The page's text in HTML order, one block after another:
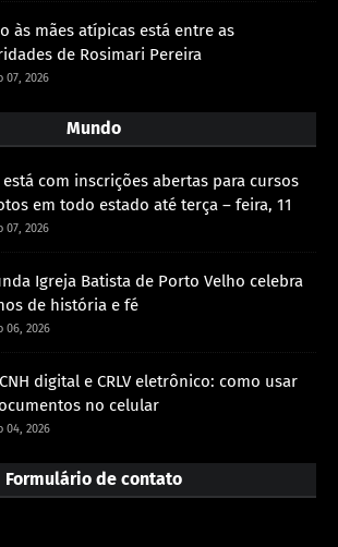
às mães atípicas está entre as
de Rosimari Pereira
07, 2026
Mundo
está com inscrições abertas para cursos
em todo estado até terça – feira, 11
07, 2026
Igreja Batista de Porto Velho celebra
de história e fé
06, 2026
digital e CRLV eletrônico: como usar
no celular
04, 2026
Formulário de contato